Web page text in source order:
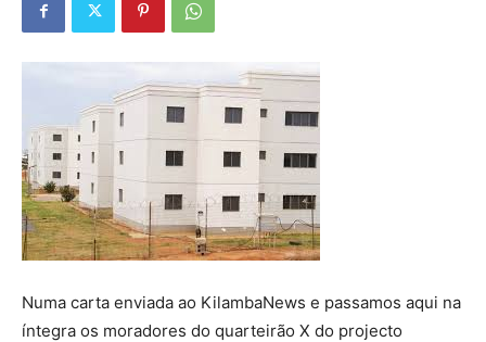
Numa carta enviada ao KilambaNews e passamos aqui na
íntegra os moradores do quarteirão X do projecto